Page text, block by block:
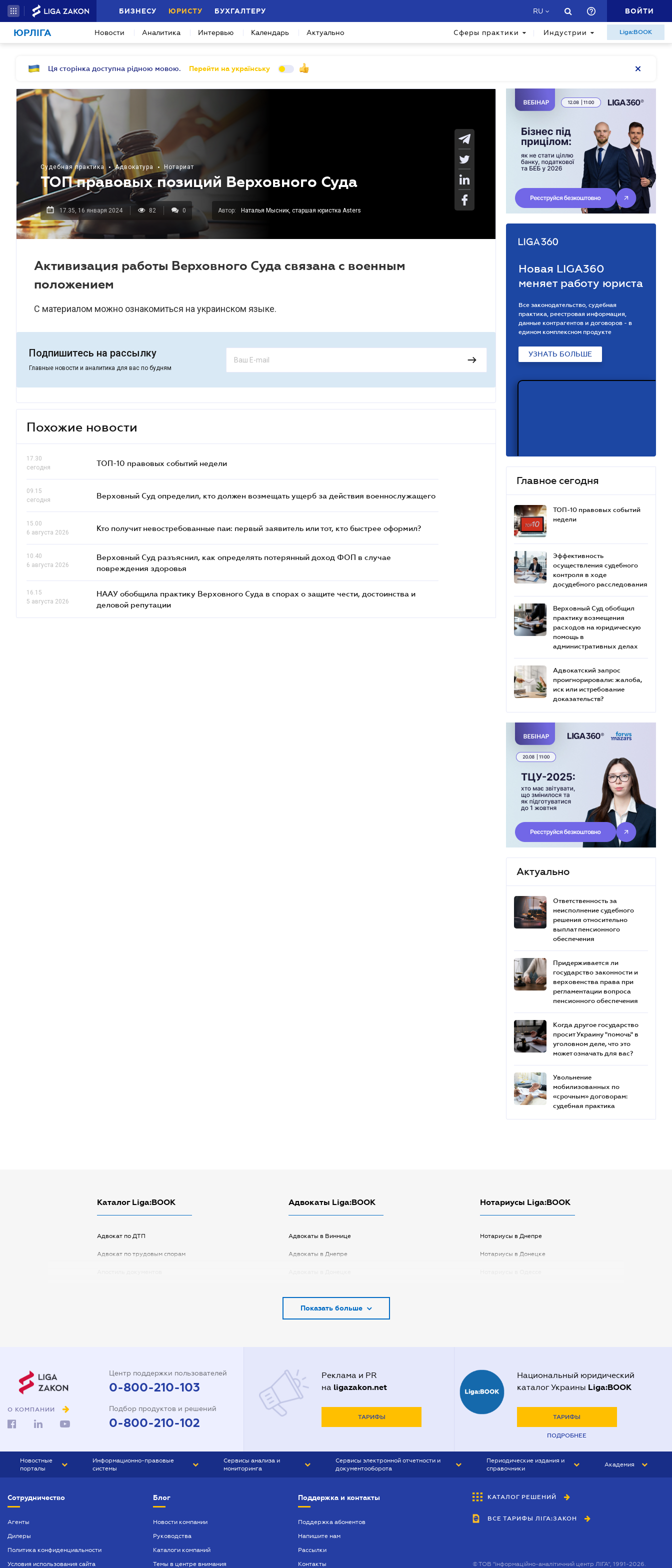
БИЗНЕСУ ЮРИСТУ БУХГАЛТЕРУ RU ВОЙТИ
ЮРЛІГА Новости Аналитика Интервью Календарь Актуально Сферы практики Индустрии Liga:BOOK
Ця сторінка доступна рідною мовою. Перейти на українську
Судебная практика • Адвокатура • Нотариат
ТОП правовых позиций Верховного Суда
17.35, 16 января 2024 82 0 Автор: Наталья Мысник, старшая юристка Asters
Активизация работы Верховного Суда связана с военным
положением
С материалом можно ознакомиться на украинском языке.
Подпишитесь на рассылку
Главные новости и аналитика для вас по будням
Похожие новости
17.30
сегодня
ТОП-10 правовых событий недели
09.15
сегодня
Верховный Суд определил, кто должен возмещать ущерб за действия военнослужащего
15.00
6 августа 2026
Кто получит невостребованные паи: первый заявитель или тот, кто быстрее оформил?
10.40
6 августа 2026
Верховный Суд разъяснил, как определять потерянный доход ФОП в случае
повреждения здоровья
16.15
5 августа 2026
НААУ обобщила практику Верховного Суда в спорах о защите чести, достоинства и
деловой репутации
Новая LIGA360
меняет работу юриста
Все законодательство, судебная
практика, реестровая информация,
данные контрагентов и договоров - в
едином комплексном продукте
УЗНАТЬ БОЛЬШЕ
Главное сегодня
ТОП-10 правовых событий
недели
Эффективность
осуществления судебного
контроля в ходе
досудебного расследования
Верховный Суд обобщил
практику возмещения
расходов на юридическую
помощь в
административных делах
Адвокатский запрос
проигнорировали: жалоба,
иск или истребование
доказательств?
Актуально
Ответственность за
неисполнение судебного
решения относительно
выплат пенсионного
обеспечения
Придерживается ли
государство законности и
верховенства права при
регламентации вопроса
пенсионного обеспечения
Когда другое государство
просит Украину "помочь" в
уголовном деле, что это
может означать для вас?
Увольнение
мобилизованных по
«срочным» договорам:
судебная практика
Каталог Liga:BOOK
Адвокат по ДТП
Адвокат по трудовым спорам
представление интересов в
суде
Доверенность на регистрацию
юридического лица
Договор аренды квартиры
Адвокаты Liga:BOOK
Адвокаты в Виннице
Адвокаты в Днепре
Адвокаты в Киеве
Адвокаты в Полтаве
Адвокаты в Харькове
Нотариусы Liga:BOOK
Нотариусы в Днепре
Нотариусы в Донецке
Показать больше
О КОМПАНИИ
Центр поддержки пользователей
0-800-210-103
Подбор продуктов и решений
0-800-210-102
Реклама и PR
на ligazakon.net
ТАРИФЫ
Национальный юридический
каталог Украины Liga:BOOK
ТАРИФЫ
ПОДРОБНЕЕ
Новостные
порталы
БИЗНЕС
Информационно-правовые
системы
БУХГАЛТЕР ПРОФ
ЮРИСТ ПРОФ
Сервисы анализа и
мониторинга
Сервисы электронной отчетности и
документооборота
Периодические издания и
справочники
БУХГАЛТЕР&ЗАКОН
ВЕСТНИК МСФО
Академия
Сотрудничество
Агенты
Дилеры
Политика конфиденциальности
Условия использования сайта
Блог
Новости компании
Руководства
Каталоги компаний
Темы в центре внимания
Поддержка и контакты
Поддержка абонентов
Напишите нам
Рассылки
Контакты
КАТАЛОГ РЕШЕНИЙ
ВСЕ ТАРИФЫ ЛІГА:ЗАКОН
©ТОВ "інформаційно-аналітичний центр ЛІГА", 1991-2026.